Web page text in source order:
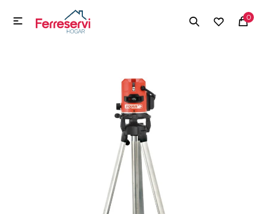
0

MI CUENTA
Herramientas y Construcción